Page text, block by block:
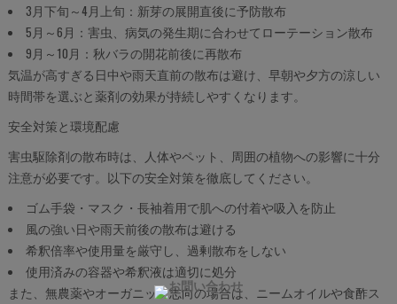
3月下旬～4月上旬：新芽の展開直後に予防散布
5月～6月：害虫、病気の発生期に合わせてローテーション散布
9月～10月：秋バラの開花前後に再散布
気温が高すぎる日中や雨天直前の散布は避け、早朝や夕方の涼しい
時間帯を選ぶと薬剤の効果が持続しやすくなります。
安全対策と環境配慮
害虫駆除剤の散布時は、人体やペット、周囲の植物への影響に十分
注意が必要です。以下の安全対策を徹底してください。
ゴム手袋・マスク・長袖着用で肌への付着や吸入を防止
風の強い日や雨天前後の散布は避ける
希釈倍率や使用量を厳守し、過剰散布をしない
使用済みの容器や希釈液は適切に処分
また、無農薬やオーガニック志向の場合は、ニームオイルや食酢ス